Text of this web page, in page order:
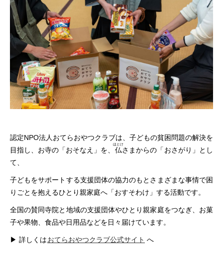
認定NPO法人おてらおやつクラブは、子どもの貧困問題の解決を
目指し、 お寺の「おそなえ」を、 仏
ほとけ
さまからの「おさがり」とし
て、
子どもをサポートする支援団体の協力のもとさまざまな事情で困
りごとを抱えるひとり親家庭へ「おすそわけ」する活動です。
全国の賛同寺院と地域の支援団体やひとり親家庭をつなぎ、お菓
子や果物、食品や日用品などを日々届けています。
▶ 詳しくはおてらおやつクラブ公式サイト へ